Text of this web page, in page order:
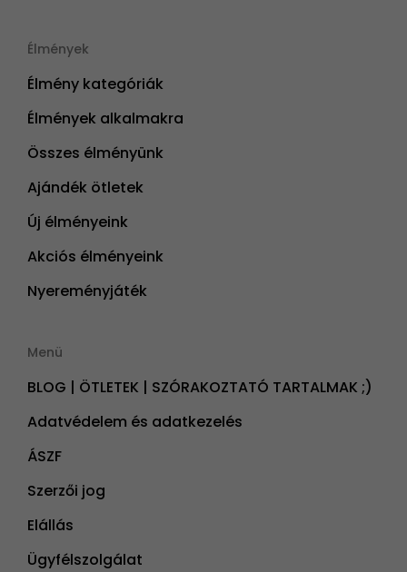
Élmények
Élmény kategóriák
Élmények alkalmakra
Összes élményünk
Ajándék ötletek
Új élményeink
Akciós élményeink
Nyereményjáték
Menü
BLOG | ÖTLETEK | SZÓRAKOZTATÓ TARTALMAK ;)
Adatvédelem és adatkezelés
ÁSZF
Szerzői jog
Elállás
Ügyfélszolgálat